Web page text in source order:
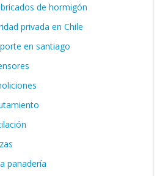
de hormigón
privada en Chile
en santiago
panadería